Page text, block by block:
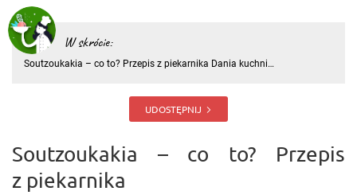
W skrócie:
Soutzoukakia – co to? Przepis z piekarnika Dania kuchni
może wydawać się skomplikowana, z przygotowaniem jej poradzą sob
UDOSTĘPNIJ
Soutzoukakia – co to? Przepis
z piekarnika